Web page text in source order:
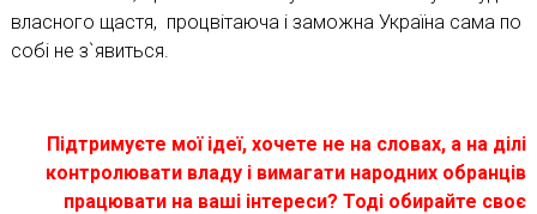
власного щастя, процвітаюча і заможна Україна сама по
собі не з`явиться.
Підтримуєте мої ідеї, хочете не на словах, а на ділі
контролювати владу і вимагати народних обранців
працювати на ваші інтереси? Тоді обирайте своє